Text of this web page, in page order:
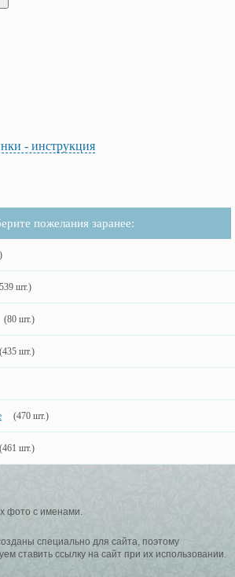
- инструкция
пожелания заранее:
шт.)
(80 шт.)
(435 шт.)
(470 шт.)
(461 шт.)
фото с именами.
специально для сайта, поэтому
ставить ссылку на сайт при их использовании.